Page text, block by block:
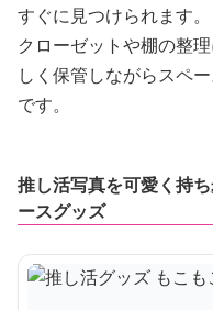
すぐに見つけられます。
クローゼットや棚の整
しく保管しながらスペ
です。
推し活写真を可愛く持
ースグッズ